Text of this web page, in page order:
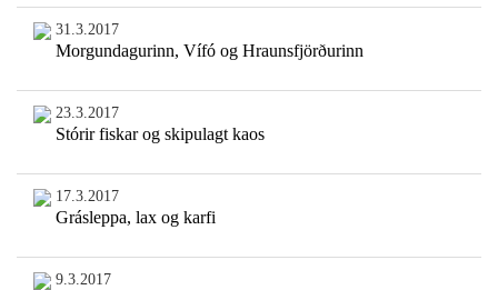
31.3.2017
Morgundagurinn, Vífó og Hraunsfjörðurinn
23.3.2017
Stórir fiskar og skipulagt kaos
17.3.2017
Grásleppa, lax og karfi
9.3.2017